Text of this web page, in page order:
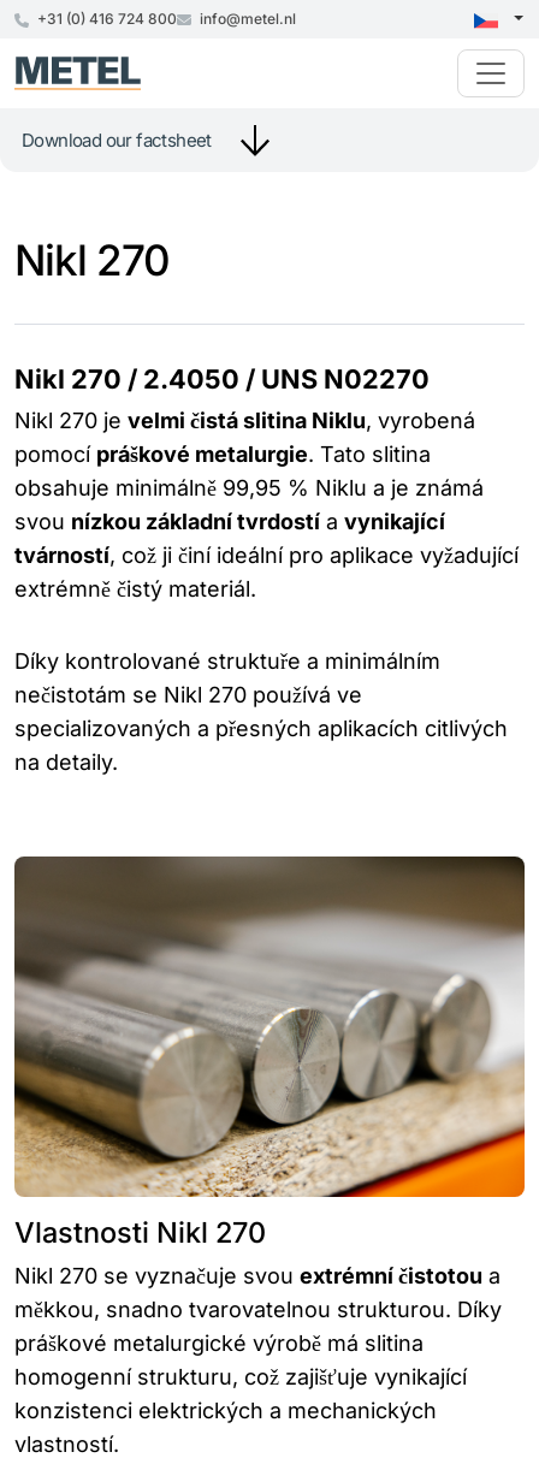
+31 (0) 416 724 800 info@metel.nl
Download our factsheet
Nikl 270
Nikl 270 / 2.4050 / UNS N02270
Nikl 270 je velmi čistá slitina Niklu, vyrobená
pomocí práškové metalurgie. Tato slitina
obsahuje minimálně 99,95 % Niklu a je známá
svou nízkou základní tvrdostí a vynikající
tvárností, což ji činí ideální pro aplikace vyžadující
extrémně čistý materiál.
Díky kontrolované struktuře a minimálním
nečistotám se Nikl 270 používá ve
specializovaných a přesných aplikacích citlivých
na detaily.
Vlastnosti Nikl 270
Nikl 270 se vyznačuje svou extrémní čistotou a
měkkou, snadno tvarovatelnou strukturou. Díky
práškové metalurgické výrobě má slitina
homogenní strukturu, což zajišťuje vynikající
konzistenci elektrických a mechanických
vlastností.